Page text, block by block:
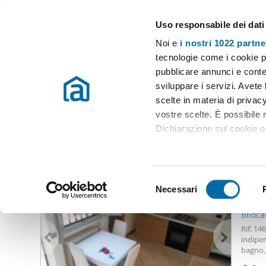
Uso responsabile dei dati
Noi e i nostri 1022
tecnologie come i cookie
pubblicare annunci e
sviluppare i servizi.
scelte in materia di
vostre scelte. È possibile
Dichiarazione sui cookie
Identificare il tuo
(impronte digitali).
Approfondisci come
dettagli
. Puoi modificare
Utilizziamo i cookie per
e
Necessari
Case e appartamenti in affitto in tutta Italia
Affitto Mortara Appartamenti Affitto Mortara
Appartamento affitto nuova costruzione mortara (0
Rif: